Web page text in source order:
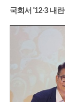
국회서 '12·3 내